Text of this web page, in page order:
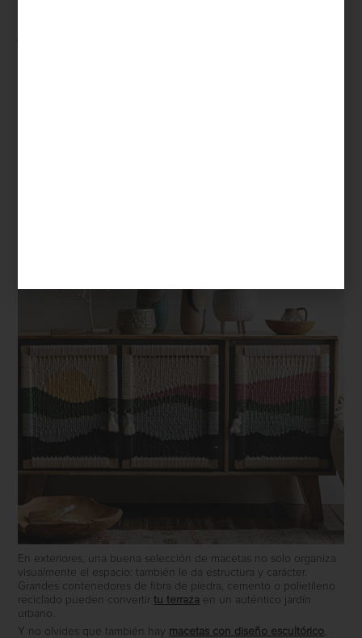
En exteriores, una buena selección de macetas no solo organiza
visualmente el espacio: también le da estructura y carácter.
Grandes contenedores de fibra de piedra, cemento o polietileno
reciclado pueden convertir tu terraza en un auténtico jardín
urbano.
Y no olvides que también hay macetas con diseño escultórico